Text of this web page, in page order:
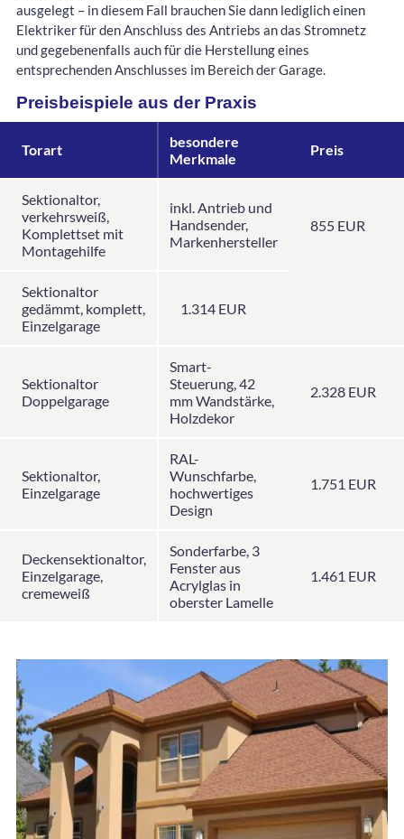
ausgelegt – in diesem Fall brauchen Sie dann lediglich einen
Elektriker für den Anschluss des Antriebs an das Stromnetz
und gegebenenfalls auch für die Herstellung eines
entsprechenden Anschlusses im Bereich der Garage.
Preisbeispiele aus der Praxis
Torart
besondere
Merkmale
Preis
Sektionaltor,
verkehrsweiß,
Komplettset mit
Montagehilfe
inkl. Antrieb und
Handsender,
Markenhersteller
855 EUR
Sektionaltor
gedämmt, komplett,
Einzelgarage
1.314 EUR
Sektionaltor
Doppelgarage
Smart-
Steuerung, 42
mm Wandstärke,
Holzdekor
2.328 EUR
Sektionaltor,
Einzelgarage
RAL-
Wunschfarbe,
hochwertiges
Design
1.751 EUR
Deckensektionaltor,
Einzelgarage,
cremeweiß
Sonderfarbe, 3
Fenster aus
Acrylglas in
oberster Lamelle
1.461 EUR